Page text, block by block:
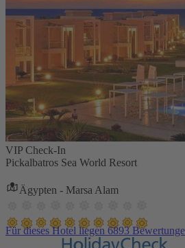
VIP Check-In
Pickalbatros Sea World Resort
Ägypten - Marsa Alam
Für dieses Hotel liegen 6893